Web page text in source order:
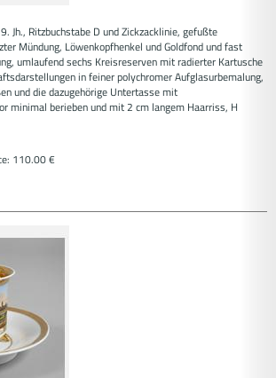
Jh., Ritzbuchstabe D und Zickzacklinie, gefußte
Mündung, Löwenkopfhenkel und Goldfond und fast
umlaufend sechs Kreisreserven mit radierter Kartusche
in feiner polychromer Aufglasurbemalung,
und die dazugehörige Untertasse mit
minimal berieben und mit 2 cm langem Haarriss, H
110.00 €